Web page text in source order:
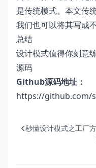
是传统模式。本文传
我们也可以将其写成
总结
设计模式值得你刻意
源码
Github源码地址：
https://github.com/
秒懂设计模式之工厂